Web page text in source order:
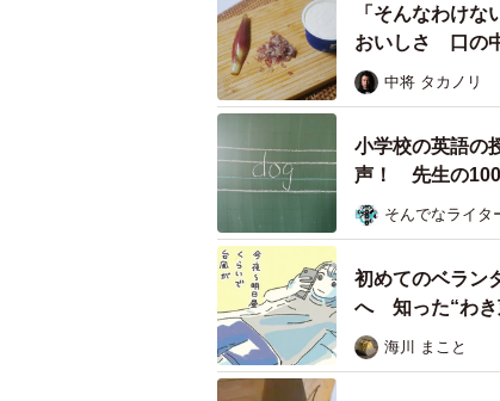
「そんなわけ
おいしさ 口の
中将 タカノリ
小学校の英語の
声！ 先生の100
そんでなライタ
初めてのベラン
へ 知った“わき
画】
海川 まこと